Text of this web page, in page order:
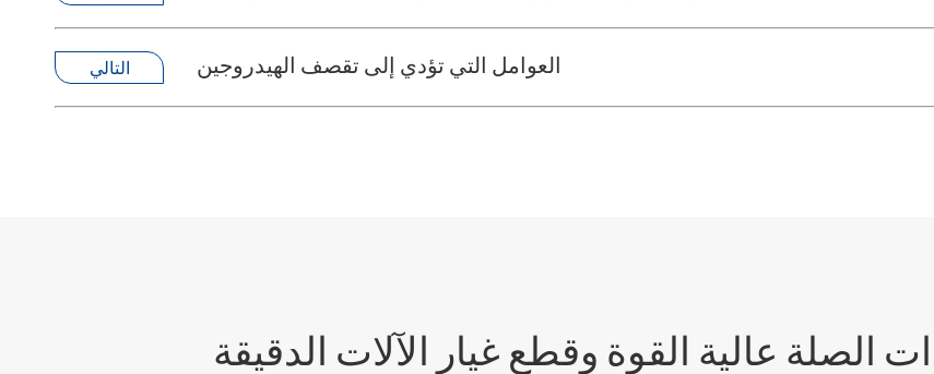
التالي العوامل التي تؤدي إلى تقصف الهيدروجين
الصلة عالية القوة وقطع غيار الآلات الدقيقة